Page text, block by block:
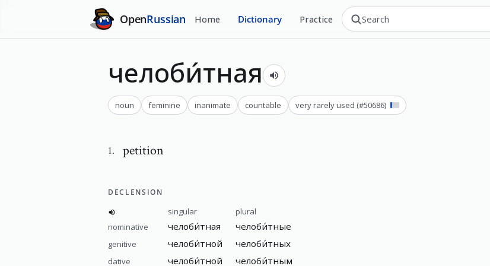
OpenRussian Home Dictionary Practice
челоби́тная
noun feminine inanimate countable very rarely used (#50686)
1. petition
DECLENSION
singular
plural
nominative
челоби́тная челоби́тные
genitive челоби́тной челоби́тных
dative челоби́тной челоби́тным